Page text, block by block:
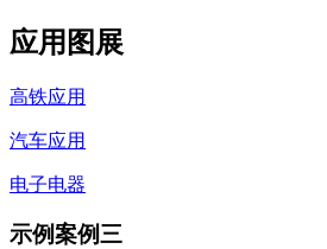
应用图展
高铁应用
汽车应用
电子电器
示例案例三